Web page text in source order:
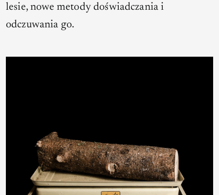
lesie, nowe metody doświadczania i
odczuwania go.